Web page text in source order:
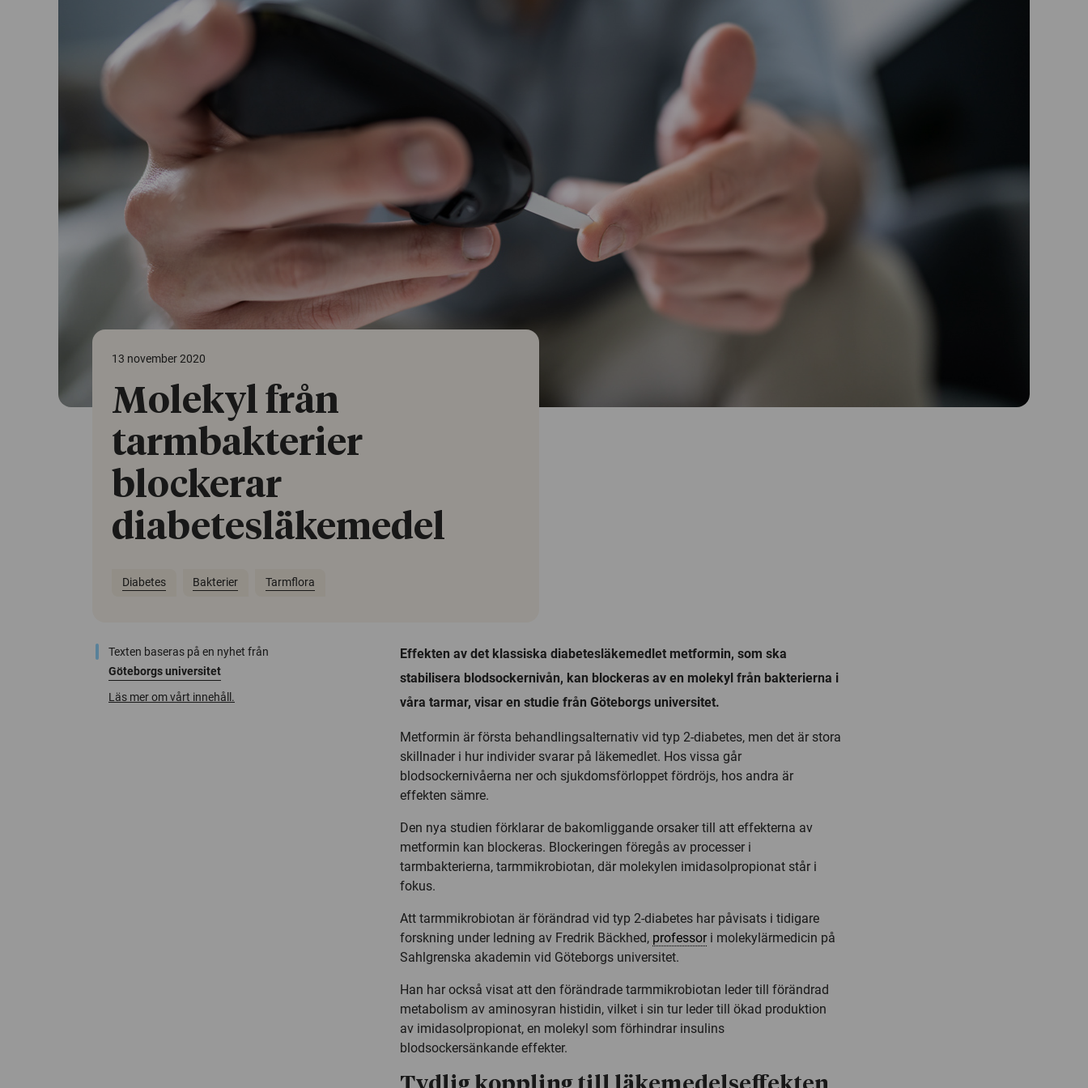
13 november 2020
Molekyl från
tarmbakterier
blockerar
diabetesläkemedel
Diabetes Bakterier Tarmflora
Texten baseras på en nyhet från
Göteborgs universitet
Läs mer om vårt innehåll.
Effekten av det klassiska diabetesläkemedlet metformin, som ska
stabilisera blodsockernivån, kan blockeras av en molekyl från bakterierna i
våra tarmar, visar en studie från Göteborgs universitet.
Metformin är första behandlingsalternativ vid typ 2-diabetes, men det är stora
skillnader i hur individer svarar på läkemedlet. Hos vissa går
blodsockernivåerna ner och sjukdomsförloppet fördröjs, hos andra är
effekten sämre.
Den nya studien förklarar de bakomliggande orsaker till att effekterna av
metformin kan blockeras. Blockeringen föregås av processer i
tarmbakterierna, tarmmikrobiotan, där molekylen imidasolpropionat står i
fokus.
Att tarmmikrobiotan är förändrad vid typ 2-diabetes har påvisats i tidigare
forskning under ledning av Fredrik Bäckhed, professori molekylärmedicin på
Sahlgrenska akademin vid Göteborgs universitet.
Han har också visat att den förändrade tarmmikrobiotan leder till förändrad
metabolism av aminosyran histidin, vilket i sin tur leder till ökad produktion
av imidasolpropionat, en molekyl som förhindrar insulins
blodsockersänkande effekter.